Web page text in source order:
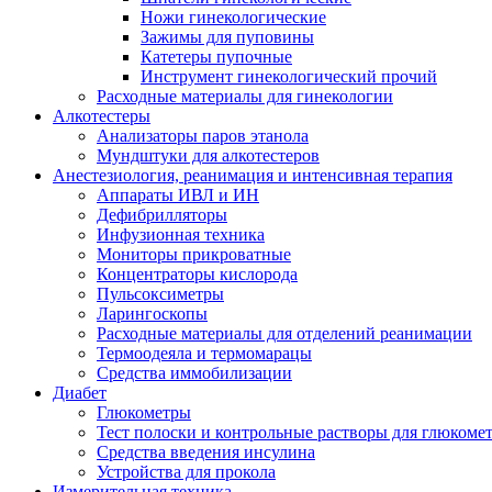
Ножи гинекологические
Зажимы для пуповины
Катетеры пупочные
Инструмент гинекологический прочий
Расходные материалы для гинекологии
Алкотестеры
Анализаторы паров этанола
Мундштуки для алкотестеров
Анестезиология, реанимация и интенсивная терапия
Аппараты ИВЛ и ИН
Дефибрилляторы
Инфузионная техника
Мониторы прикроватные
Концентраторы кислорода
Пульсоксиметры
Ларингоскопы
Расходные материалы для отделений реанимации
Термоодеяла и термомарацы
Средства иммобилизации
Диабет
Глюкометры
Тест полоски и контрольные растворы для
Средства введения инсулина
Устройства для прокола